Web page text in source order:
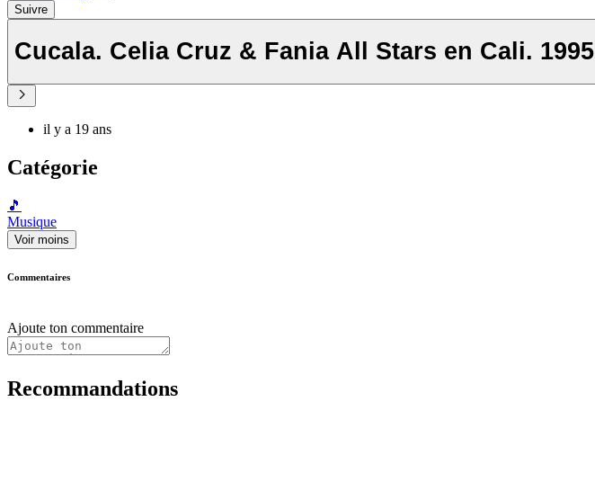
Suivre
Cucala. Celia Cruz & Fania All Stars en Cali. 1995
il y a 19 ans
Catégorie
🎵
Musique
Voir moins
Commentaires
Ajoute ton commentaire
Recommandations